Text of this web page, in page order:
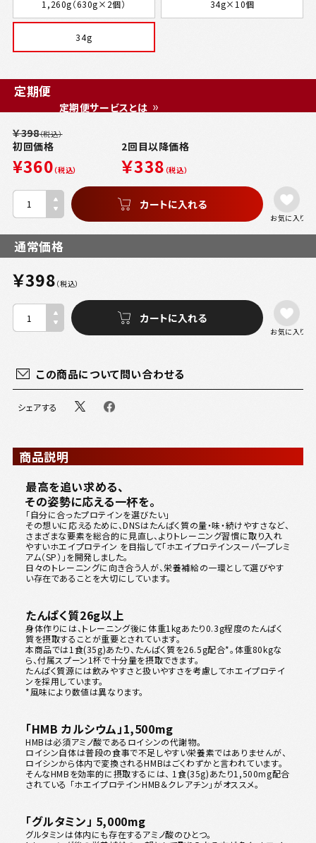
1,260g（630g×2個） 34g×10個
34g
定期便
定期便サービスとは
￥398（税込）
初回価格
¥360（税込）
2回目以降価格
￥338 （税込）
お気に入り
通常価格
￥398 （税込）
お気に入り
この商品について問い合わせる
シェアする
商品説明
最高を追い求める、
その姿勢に応える一杯を。
「自分に合ったプロテインを選びたい」
その想いに応えるために、DNSはたんぱく質の量・味・続けやすさなど、
さまざまな要素を総合的に見直し、よりトレーニング習慣に取り入れ
やすいホエイプロテイン を目指して「ホエイプロテインスーパープレミ
アム（SP）」を開発しました。
日々のトレーニングに向き合う人が、栄養補給の一環として選びやす
い存在であることを大切にしています。
たんぱく質26g以上
身体作りには、トレーニング後に体重1kgあたり0.3g程度のたんぱく
質を摂取することが重要とされています。
本商品では1食(35g)あたり、たんぱく質を26.5g配合*。体重80kgな
ら、付属スプーン1杯で十分量を摂取できます。
たんぱく質源には飲みやすさと扱いやすさを考慮してホエイプロテイ
ンを採用しています。
*風味により数値は異なります。
「HMB カルシウム」1,500mg
HMBは必須アミノ酸であるロイシンの代謝物。
ロイシン自体は普段の食事で不足しやすい栄養素ではありませんが、
ロイシンから体内で変換されるHMBはごくわずかと言われています。
そんなHMBを効率的に摂取するには、 1食(35g)あたり1,500mg配合
されている 「ホエイプロテインHMB＆クレアチン」がオススメ。
「グルタミン」 5,000mg
グルタミンは体内にも存在するアミノ酸のひとつ。